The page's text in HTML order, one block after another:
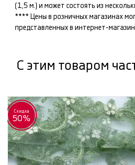
(1,5 м.) и может состоять из
**** Цены в розничных магазинах
представленных в интернет-
С этим товаром
Скидка
50%